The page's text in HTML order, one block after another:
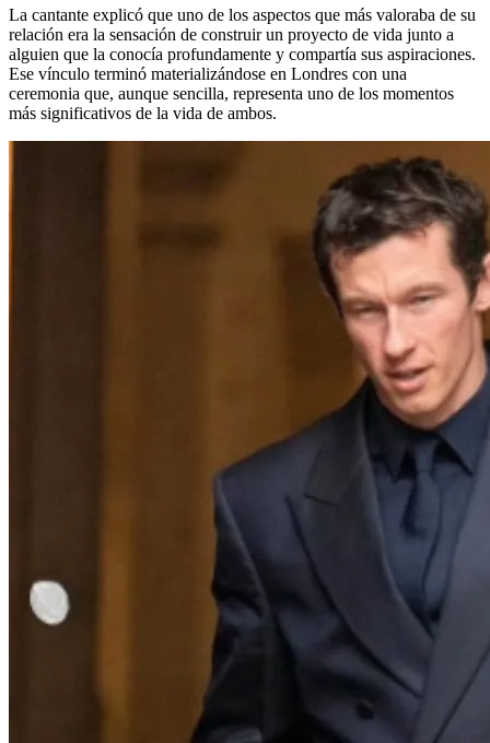
La cantante explicó que uno de los aspectos que más valoraba de su
relación era la sensación de construir un proyecto de vida junto a
alguien que la conocía profundamente y compartía sus aspiraciones.
Ese vínculo terminó materializándose en Londres con una
ceremonia que, aunque sencilla, representa uno de los momentos
más significativos de la vida de ambos.